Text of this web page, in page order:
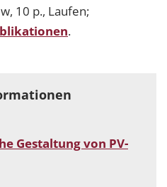
10 p., Laufen;
.
Gestaltung von PV-